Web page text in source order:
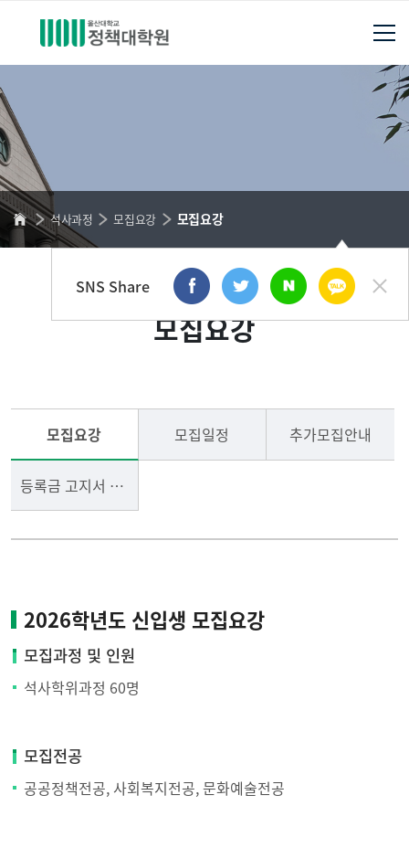
석사과정 모집요강 모집요강
SNS Share
모집요강
모집요강 모집일정 추가모집안내
등록금 고지서 출력
2026학년도 신입생 모집요강
모집과정 및 인원
석사학위과정 60명
모집전공
공공정책전공, 사회복지전공, 문화예술전공